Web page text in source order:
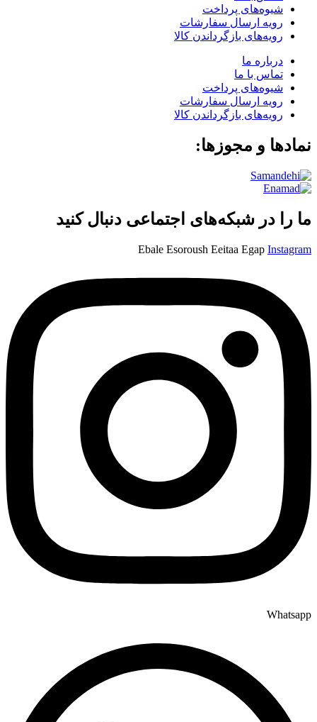
شیوه‌های پرداخت
رویه ارسال سفارشات
رویه‌های بازگرداندن کالا
درباره ما
تماس با ما
شیوه‌های پرداخت
رویه ارسال سفارشات
رویه‌های بازگرداندن کالا
نمادها و مجوزها:
ما را در شبکه‌های اجتماعی دنبال کنید
Ebale Esoroush Eeitaa Egap Instagram
Whatsapp